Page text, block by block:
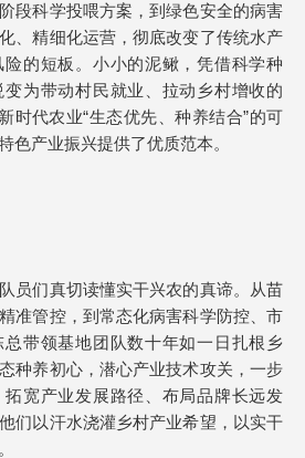
段科学投喂方案，到绿色安全的病害
、精细化运营，彻底改变了传统水产
的短板。小小的泥鳅，凭借科学种
为带动村民就业、拉动乡村增收的
时代农业“生态优先、种养结合”的可
色产业振兴提供了优质范本。
员们真切读懂实干兴农的真谛。从苗
准管控，到常态化病害科学防控、市
带领基地团队数十年如一日扎根乡
种养初心，潜心产业技术攻关，一步
宽产业发展路径、布局品牌长远发
们以汗水浇灌乡村产业希望，以实干